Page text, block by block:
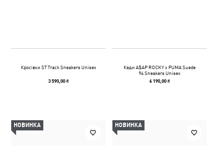
Кросівки ST Track Sneakers Unisex
3 590,00 ₴
Кеди A$AP ROCKY x PUMA Suede
94 Sneakers Unisex
6 190,00 ₴
НОВИНКА НОВИНКА